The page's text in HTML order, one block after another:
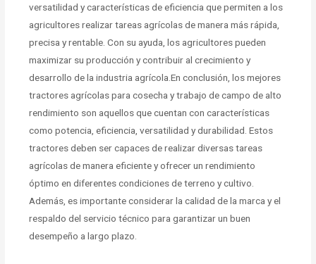
versatilidad y características de eficiencia que permiten a los
agricultores realizar tareas agrícolas de manera más rápida,
precisa y rentable. Con su ayuda, los agricultores pueden
maximizar su producción y contribuir al crecimiento y
desarrollo de la industria agrícola.En conclusión, los mejores
tractores agrícolas para cosecha y trabajo de campo de alto
rendimiento son aquellos que cuentan con características
como potencia, eficiencia, versatilidad y durabilidad. Estos
tractores deben ser capaces de realizar diversas tareas
agrícolas de manera eficiente y ofrecer un rendimiento
óptimo en diferentes condiciones de terreno y cultivo.
Además, es importante considerar la calidad de la marca y el
respaldo del servicio técnico para garantizar un buen
desempeño a largo plazo.